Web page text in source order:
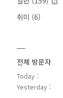
취미 (6)
전체 방문자
Today :
Yesterday :